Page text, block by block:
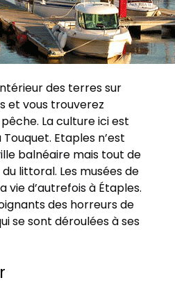
des terres sur
et vous trouverez
La culture ici est
Etaples n’est
balnéaire mais tout de
littoral. Les musées de
vie d’autrefois à Étaples.
des horreurs de
se sont déroulées à ses